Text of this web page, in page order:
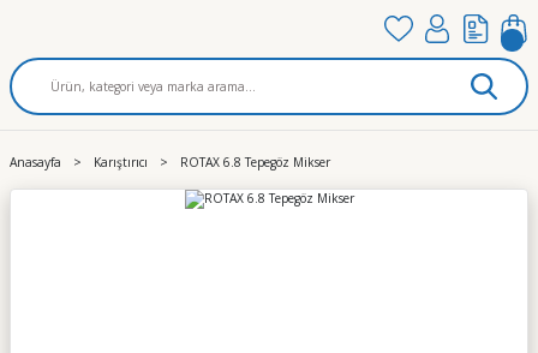
Anasayfa Karıştırıcı ROTAX 6.8 Tepegöz Mikser